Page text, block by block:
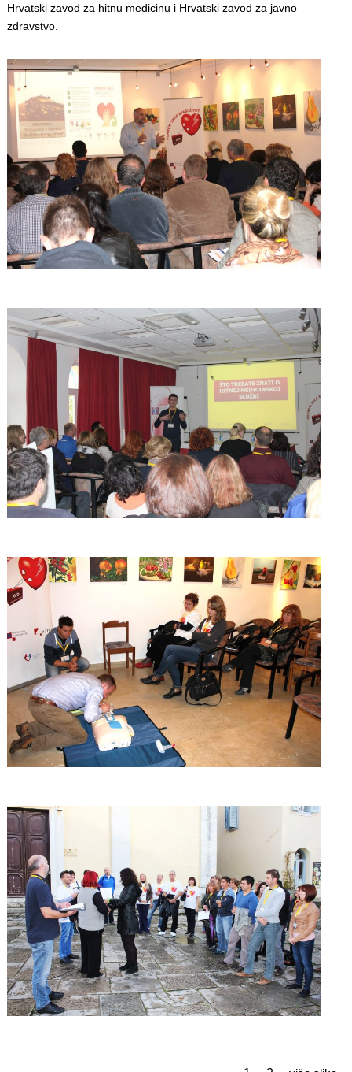
Hrvatski zavod za hitnu medicinu i Hrvatski zavod za javno
zdravstvo.